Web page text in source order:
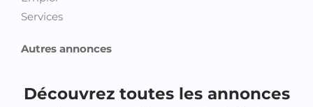
Services
Autres annonces
Découvrez toutes les annonces